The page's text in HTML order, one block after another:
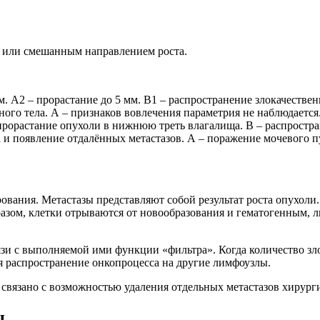
смешанным направлением роста.
– прорастание до 5 мм. В1 – распространение
тела. А – признаков вовлечения параметрия не
опухоли в нижнюю треть влагалища. В –
появление отдалённых метастазов. А – поражение
Метастазы представляют собой результат роста
клетки отрываются от новообразования и
с выполняемой ими функции «фильтра». Когда количество
онкопроцесса на другие лимфоузлы.
с возможностью удаления отдельных метастазов